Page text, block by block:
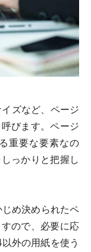
ズなど、ページ
びます。ページ
重要な要素なの
っかりと把握し
め決められたペ
ので、必要に応
外の用紙を使う